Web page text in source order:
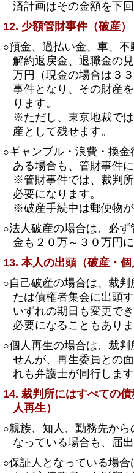
済計画はその金額を下回
12. 少額管財事件（破産）
○預金、過払い金、車、
解約返戻金、退職金の
万円（現金の場合は３
事件となり、その財産
ります。
※ただし、東京地裁で
産として残せます。
○ギャンブル・浪費・換
ある場合も、管財事件に
※管財事件では、裁判
必要になります。
※破産手続中は郵便物が
○法人破産の場合は、必
金も２０万～３０万円に
13. 本人の出頭（破産・個
○自己破産の場合は、裁
たは債権者集会に出頭
いずれの期日も変更で
必要になることもありま
○個人再生の場合は、裁
せんが、再生委員との
れも弁護士が同行します
14. 裁判所にはすべての
人再生）
○親族、知人、勤務先か
なっている場合も、届出
○保証人となっている場